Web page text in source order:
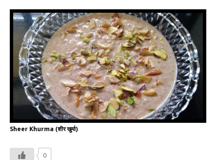
Sheer Khurma (शीर खुर्मा)
0